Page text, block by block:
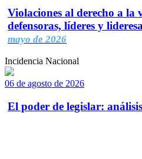
Violaciones al derecho a la
defensoras, líderes y
mayo de 2026
Incidencia Nacional
06 de agosto de 2026
El poder de legislar: